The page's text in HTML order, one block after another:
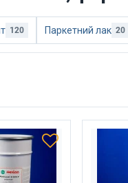
120 Паркетний лак 20